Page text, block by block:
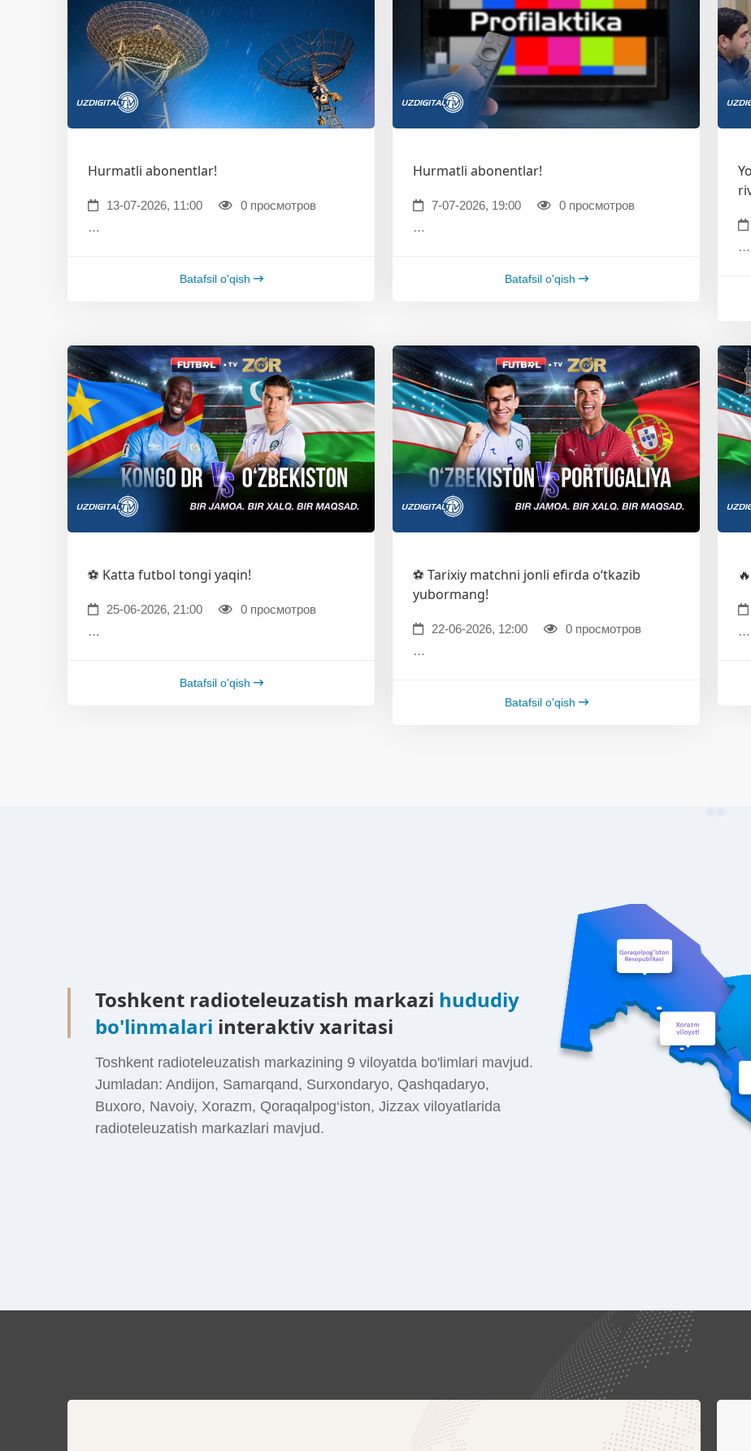
Hurmatli abonentlar!
13-07-2026, 11:00
0 просмотров
…
Batafsil o'qish
Hurmatli abonentlar!
7-07-2026, 19:00
0 просмотров
…
Batafsil o'qish
…
⚽️ Katta futbol tongi yaqin!
25-06-2026, 21:00
0 просмотров
…
Batafsil o'qish
⚽️ Tarixiy matchni jonli efirda o‘tkazib
yubormang!
22-06-2026, 12:00
0 просмотров
…
Batafsil o'qish
…
Toshkent radioteleuzatish markazi hududiy
bo'linmalari interaktiv xaritasi
Toshkent radioteleuzatish markazining 9 viloyatda bo'limlari mavjud.
Jumladan: Andijon, Samarqand, Surxondaryo, Qashqadaryo,
Buxoro, Navoiy, Xorazm, Qoraqalpog‘iston, Jizzax viloyatlarida
radioteleuzatish markazlari mavjud.